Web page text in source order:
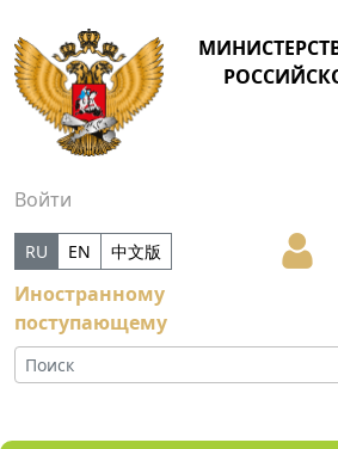
Войти
Иностранному
поступающему
RU EN 中文版